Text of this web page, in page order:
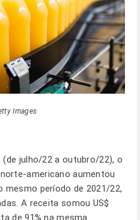
Images
julho/22 a outubro/22), o
americano aumentou
período de 2021/22,
A receita somou US$
de 91% na mesma